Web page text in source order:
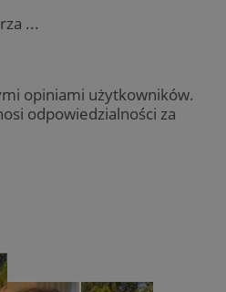
...
opiniami użytkowników.
odpowiedzialności za